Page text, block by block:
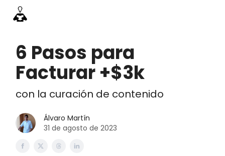
6 Pasos para
Facturar +$3k
con la curación de contenido
Álvaro Martín
31 de agosto de 2023